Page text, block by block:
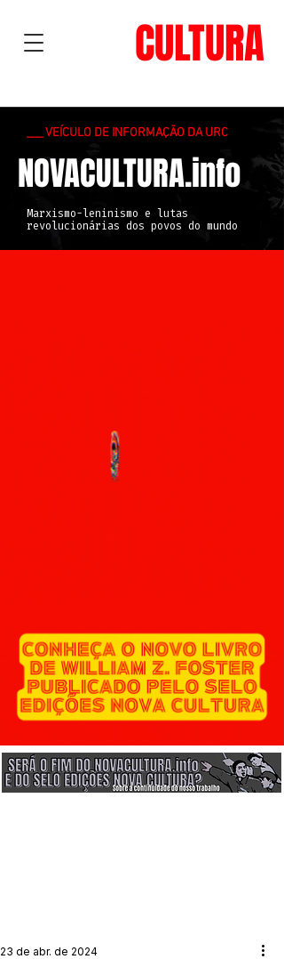
CULTURA
___ VEÍCULO DE INFORMAÇÃO DA URC
NOVACULTURA.info
Marxismo-leninismo e lutas
revolucionárias dos povos do mundo
23 de abr. de 2024